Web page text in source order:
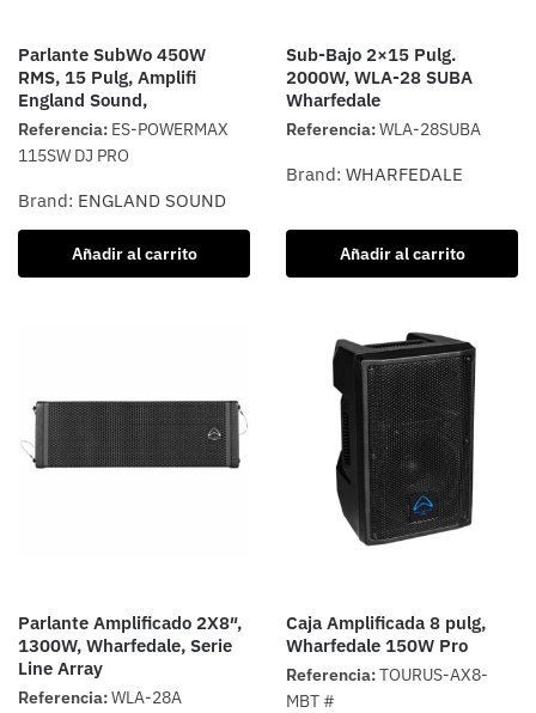
Parlante SubWo 450W
RMS, 15 Pulg, Amplifi
England Sound,
Referencia: ES-POWERMAX
115SW DJ PRO
Brand: ENGLAND SOUND
Añadir al carrito
Sub-Bajo 2×15 Pulg.
2000W, WLA-28 SUBA
Wharfedale
Referencia:WLA-28SUBA
Brand: WHARFEDALE
Añadir al carrito
Parlante Amplificado 2X8″,
1300W, Wharfedale, Serie
Line Array
Referencia:WLA-28A
Caja Amplificada 8 pulg,
Wharfedale 150W Pro
Referencia:TOURUS-AX8-
MBT #